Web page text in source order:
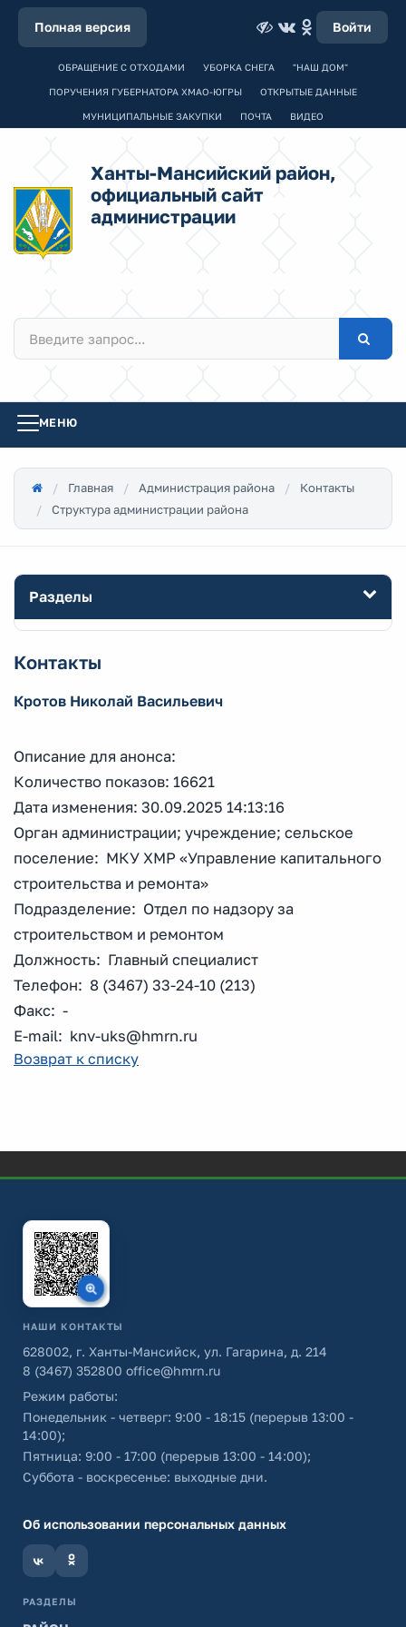
Полная версия Войти
ОБРАЩЕНИЕ С ОТХОДАМИ УБОРКА СНЕГА "НАШ ДОМ"
ПОРУЧЕНИЯ ГУБЕРНАТОРА ХМАО-ЮГРЫ ОТКРЫТЫЕ ДАННЫЕ
МУНИЦИПАЛЬНЫЕ ЗАКУПКИ ПОЧТА ВИДЕО
Ханты-Мансийский район,
официальный сайт
администрации
МЕНЮ
Главная Администрация района
Контакты
Структура администрации района
Разделы
Контакты
Кротов Николай Васильевич
Описание для анонса:
Количество показов: 16621
Дата изменения: 30.09.2025 14:13:16
Орган администрации; учреждение; сельское
поселение: МКУ ХМР «Управление капитального
строительства и ремонта»
Подразделение: Отдел по надзору за
строительством и ремонтом
Должность: Главный специалист
Телефон: 8 (3467) 33-24-10 (213)
Факс: -
E-mail: knv-uks@hmrn.ru
Возврат к списку
НАШИ КОНТАКТЫ
628002, г. Ханты-Мансийск, ул. Гагарина, д. 214
8 (3467) 352800 office@hmrn.ru
Режим работы:
Понедельник - четверг: 9:00 - 18:15 (перерыв 13:00 -
14:00);
Пятница: 9:00 - 17:00 (перерыв 13:00 - 14:00);
Суббота - воскресенье: выходные дни.
Об использовании персональных данных
РАЗДЕЛЫ